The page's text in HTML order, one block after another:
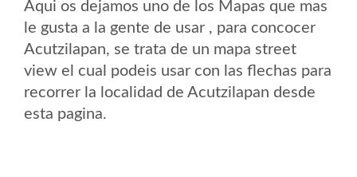
Aqui os dejamos uno de los Mapas que mas
le gusta a la gente de usar , para concocer
Acutzilapan, se trata de un mapa street
view el cual podeis usar con las flechas para
recorrer la localidad de Acutzilapan desde
esta pagina.